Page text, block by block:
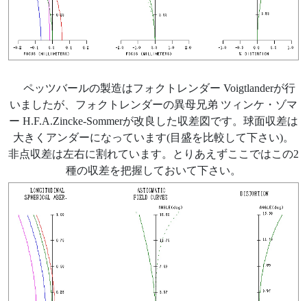
ペッツバールの製造はフォクトレンダー Voigtlanderが行
いましたが、フォクトレンダーの異母兄弟 ツィンケ・ゾマ
ー H.F.A.Zincke-Sommerが改良した収差図です。球面収差は
大きくアンダーになっています(目盛を比較して下さい)。
非点収差は左右に割れています。とりあえずここではこの2
種の収差を把握しておいて下さい。